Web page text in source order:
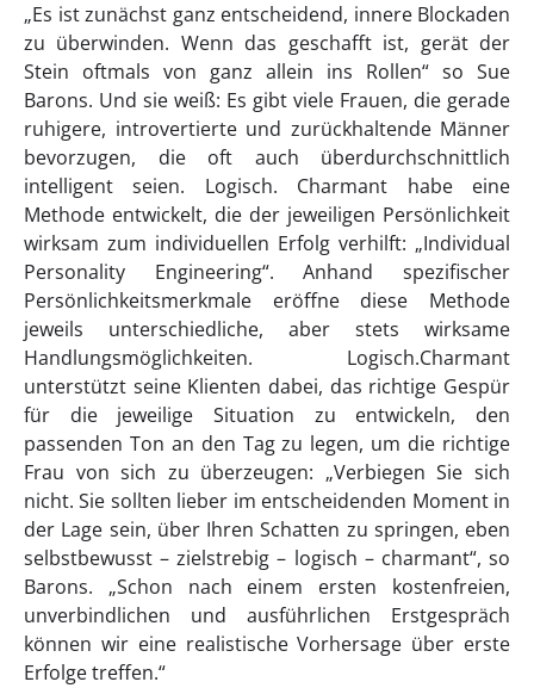
„Es ist zunächst ganz entscheidend, innere Blockaden
zu überwinden. Wenn das geschafft ist, gerät der
Stein oftmals von ganz allein ins Rollen“ so Sue
Barons. Und sie weiß: Es gibt viele Frauen, die gerade
ruhigere, introvertierte und zurückhaltende Männer
bevorzugen, die oft auch überdurchschnittlich
intelligent seien. Logisch. Charmant habe eine
Methode entwickelt, die der jeweiligen Persönlichkeit
wirksam zum individuellen Erfolg verhilft: „Individual
Personality Engineering“. Anhand spezifischer
Persönlichkeitsmerkmale eröffne diese Methode
jeweils unterschiedliche, aber stets wirksame
Handlungsmöglichkeiten. Logisch.Charmant
unterstützt seine Klienten dabei, das richtige Gespür
für die jeweilige Situation zu entwickeln, den
passenden Ton an den Tag zu legen, um die richtige
Frau von sich zu überzeugen: „Verbiegen Sie sich
nicht. Sie sollten lieber im entscheidenden Moment in
der Lage sein, über Ihren Schatten zu springen, eben
selbstbewusst – zielstrebig – logisch – charmant“, so
Barons. „Schon nach einem ersten kostenfreien,
unverbindlichen und ausführlichen Erstgespräch
können wir eine realistische Vorhersage über erste
Erfolge treffen.“